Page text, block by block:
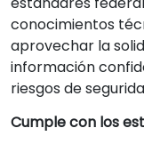
conocimientos
aprovechar la
información
riesgos de
Cumple con los